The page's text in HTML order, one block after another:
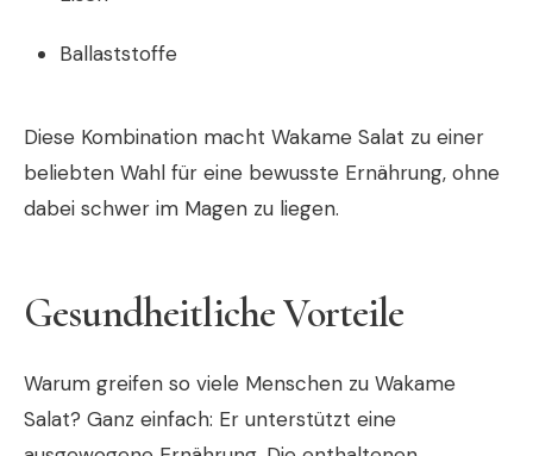
Ballaststoffe
Diese Kombination macht Wakame Salat zu einer
beliebten Wahl für eine bewusste Ernährung, ohne
dabei schwer im Magen zu liegen.
Gesundheitliche Vorteile
Warum greifen so viele Menschen zu Wakame
Salat? Ganz einfach: Er unterstützt eine